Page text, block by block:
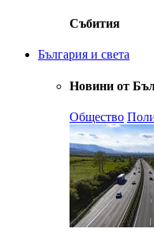
Събития
България и света
Новини от
Общество